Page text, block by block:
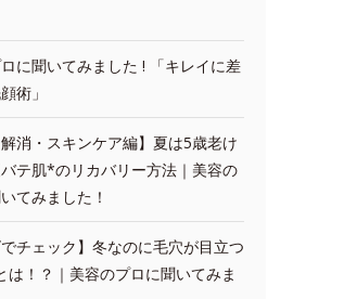
に聞いてみました ! 「キレイに差
術」
解消・スキンケア編】夏は5歳老け
テ肌*のリカバリー方法｜美容の
てみました！
でチェック】冬なのに毛穴が目立つ
は！？｜美容のプロに聞いてみま